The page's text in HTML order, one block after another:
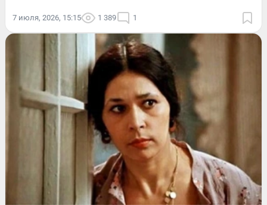
7 июля, 2026, 15:15 1 389 1